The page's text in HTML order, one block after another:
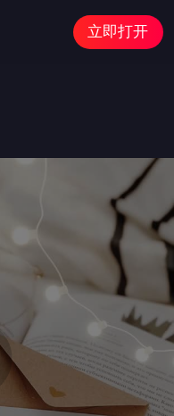
立即打开